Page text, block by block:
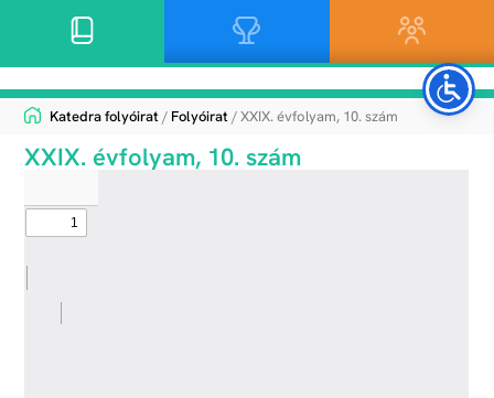
Katedra folyóirat/ Folyóirat/ XXIX. évfolyam, 10. szám
XXIX. évfolyam, 10. szám